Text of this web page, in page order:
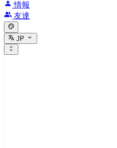
情報
友達
JP